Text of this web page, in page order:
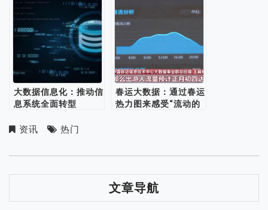
大数据信息化：推动信
息系统全面转型
春运大数据：通过春运
热力图来感受“流动的
资讯 热门
文章导航